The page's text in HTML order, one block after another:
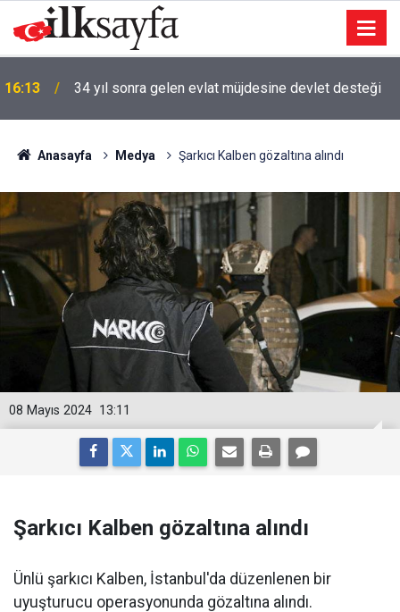
16:13 34 yıl sonra gelen evlat müjdesine devlet desteği
Anasayfa Medya Şarkıcı Kalben gözaltına alındı
13:11
08 Mayıs 2024
Şarkıcı Kalben gözaltına alındı
Ünlü şarkıcı Kalben, İstanbul'da düzenlenen bir
uyuşturucu operasyonunda gözaltına alındı.